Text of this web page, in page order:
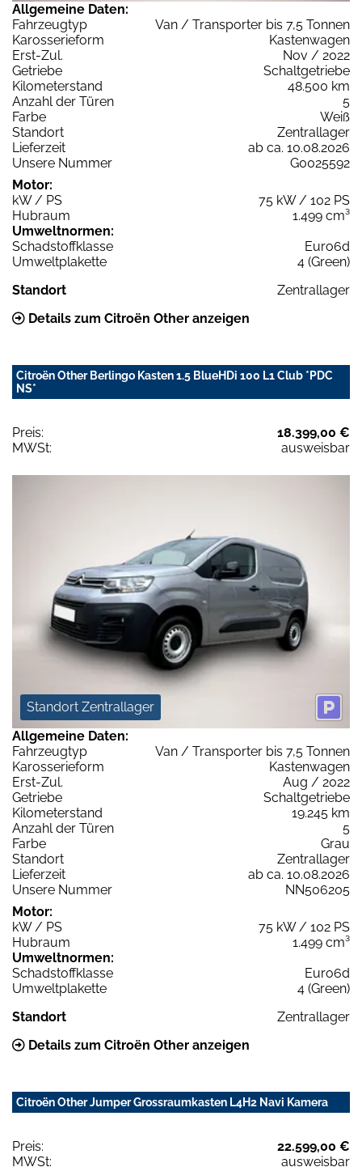
Allgemeine Daten:
Fahrzeugtyp
Van / Transporter bis 7,5 Tonnen
Karosserieform
Kastenwagen
Erst-Zul.
Nov / 2022
Getriebe
Schaltgetriebe
Kilometerstand
48.500 km
Anzahl der Türen
5
Farbe
Weiß
Standort
Zentrallager
Lieferzeit
ab ca. 10.08.2026
Unsere Nummer
G0025592
Motor:
kW / PS
75 kW / 102 PS
Hubraum
1.499 cm³
Umweltnormen:
Schadstoffklasse
Euro6d
Umweltplakette
4 (Green)
Standort
Zentrallager
Details zum Citroën Other anzeigen
Citroën Other Berlingo Kasten 1.5 BlueHDi 100 L1 Club *PDC
NS*
Preis:
18.399,00 €
MWSt:
ausweisbar
Standort Zentrallager
Allgemeine Daten:
Fahrzeugtyp
Van / Transporter bis 7,5 Tonnen
Karosserieform
Kastenwagen
Erst-Zul.
Aug / 2022
Getriebe
Schaltgetriebe
Kilometerstand
19.245 km
Anzahl der Türen
5
Farbe
Grau
Standort
Zentrallager
Lieferzeit
ab ca. 10.08.2026
Unsere Nummer
NN506205
Motor:
kW / PS
75 kW / 102 PS
Hubraum
1.499 cm³
Umweltnormen:
Schadstoffklasse
Euro6d
Umweltplakette
4 (Green)
Standort
Zentrallager
Details zum Citroën Other anzeigen
Citroën Other Jumper Grossraumkasten L4H2 Navi Kamera
Preis:
22.599,00 €
MWSt:
ausweisbar